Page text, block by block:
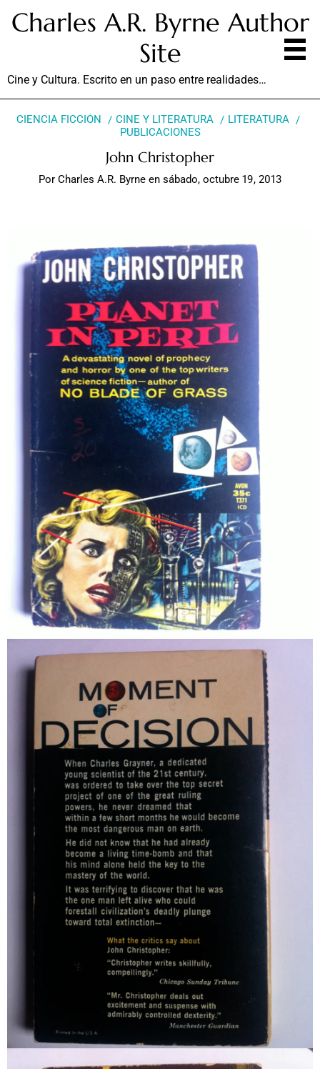
Charles A.R. Byrne Author
Site
Cine y Cultura. Escrito en un paso entre realidades…
CIENCIA FICCIÓN CINE Y LITERATURA
LITERATURA
PUBLICACIONES
John Christopher
Por Charles A.R. Byrne en sábado, octubre 19, 2013